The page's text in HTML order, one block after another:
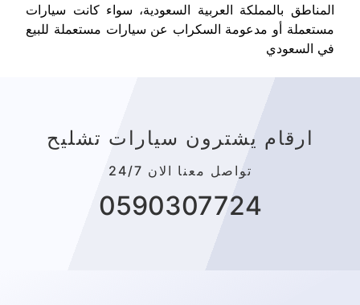
المناطق بالمملكة العربية السعودية، سواء كانت سيارات
مستعملة أو مدعومة السكراب عن سيارات مستعملة للبيع
في السعودي
ارقام يشترون سيارات تشليح
تواصل معنا الان 24/7
0590307724